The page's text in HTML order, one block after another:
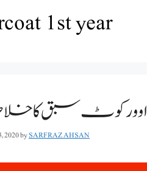
1st year
اوورکوٹ سبق کا
2020bySARFRAZ AHSAN